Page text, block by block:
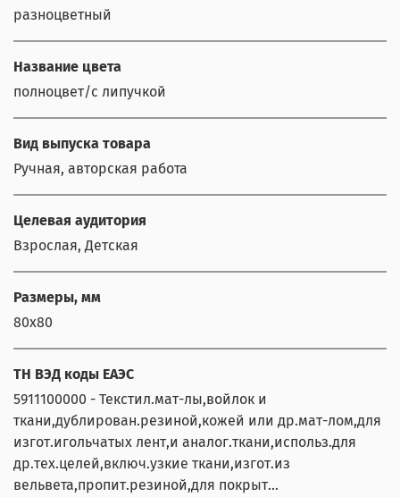
разноцветный
Название цвета
полноцвет/с липучкой
Вид выпуска товара
Ручная, авторская работа
Целевая аудитория
Взрослая, Детская
Размеры, мм
80х80
ТН ВЭД коды ЕАЭС
5911100000 - Текстил.мат-лы,войлок и
ткани,дублирован.резиной,кожей или др.мат-лом,для
изгот.игольчатых лент,и аналог.ткани,использ.для
др.тех.целей,включ.узкие ткани,изгот.из
вельвета,пропит.резиной,для покрыт...